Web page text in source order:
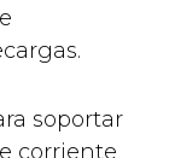
soportar
corriente